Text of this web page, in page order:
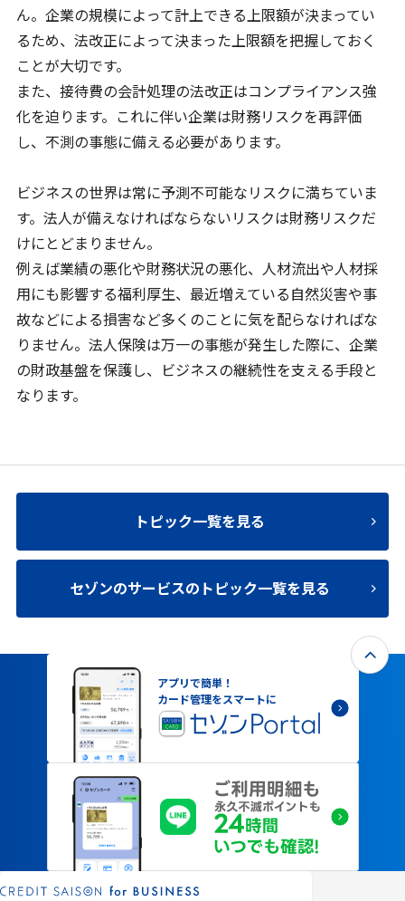
ん。企業の規模によって計上できる上限額が決まってい
るため、法改正によって決まった上限額を把握しておく
ことが大切です。
また、接待費の会計処理の法改正はコンプライアンス強
化を迫ります。これに伴い企業は財務リスクを再評価
し、不測の事態に備える必要があります。
ビジネスの世界は常に予測不可能なリスクに満ちていま
す。法人が備えなければならないリスクは財務リスクだ
けにとどまりません。
例えば業績の悪化や財務状況の悪化、人材流出や人材採
用にも影響する福利厚生、最近増えている自然災害や事
故などによる損害など多くのことに気を配らなければな
りません。法人保険は万一の事態が発生した際に、企業
の財政基盤を保護し、ビジネスの継続性を支える手段と
なります。
トピック一覧を見る
セゾンのサービスのトピック一覧を見る
アプリで簡単！
カード管理をスマートに